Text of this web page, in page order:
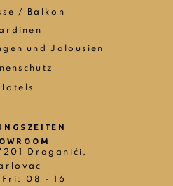
Draganići,
Fri: 08 - 16
/ Balkon
und Jalousien
Hotels